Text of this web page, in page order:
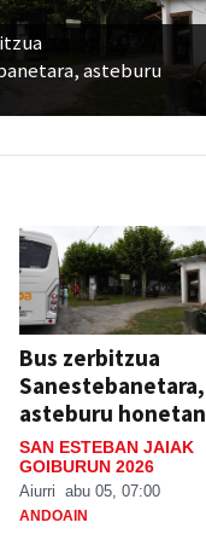
asteburu
Bus zerbitzua
Sanestebanetara,
asteburu honetan
SAN ESTEBAN JAIAK
GOIBURUN 2026
Aiurri abu 05, 07:00
ANDOAIN